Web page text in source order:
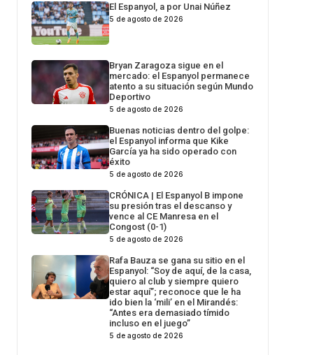
El Espanyol, a por Unai Núñez
5 de agosto de 2026
Bryan Zaragoza sigue en el
mercado: el Espanyol permanece
atento a su situación según Mundo
Deportivo
5 de agosto de 2026
Buenas noticias dentro del golpe:
el Espanyol informa que Kike
García ya ha sido operado con
éxito
5 de agosto de 2026
CRÓNICA | El Espanyol B impone
su presión tras el descanso y
vence al CE Manresa en el
Congost (0-1)
5 de agosto de 2026
Rafa Bauza se gana su sitio en el
Espanyol: “Soy de aquí, de la casa,
quiero al club y siempre quiero
estar aquí”; reconoce que le ha
ido bien la ‘mili’ en el Mirandés:
“Antes era demasiado tímido
incluso en el juego”
5 de agosto de 2026